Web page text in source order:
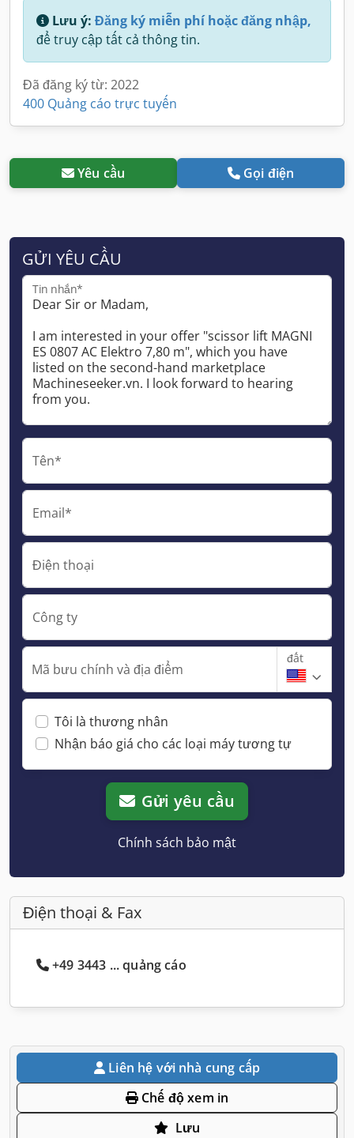
Lưu ý: Đăng ký miễn phí hoặc đăng nhập,
để truy cập tất cả thông tin.
Đã đăng ký từ: 2022
400 Quảng cáo trực tuyến
Yêu cầu Gọi điện
GỬI YÊU CẦU
Tin nhắn*
Tên*
Email*
Điện thoại
Công ty
Mã bưu chính và địa điểm
đất
Tôi là thương nhân
Nhận báo giá cho các loại máy tương tự
Gửi yêu cầu
Chính sách bảo mật
Điện thoại & Fax
+49 3443 ... quảng cáo
Liên hệ với nhà cung cấp
Chế độ xem in
Lưu